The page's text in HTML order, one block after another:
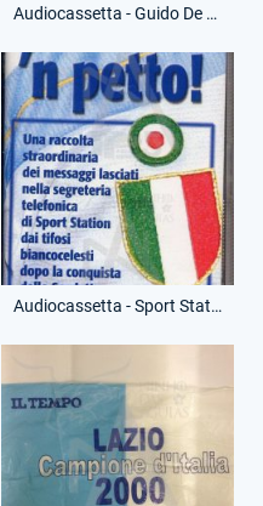
Audiocassetta - Guido De Angelis - Lazio Campione - (Fronte)
Audiocassetta - Sport Station - ...Guardame 'n petto! - (Fronte)